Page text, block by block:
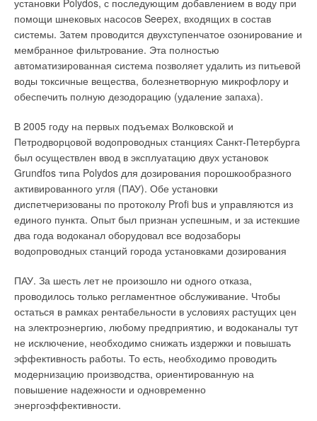
установки Polydos, с последующим добавлением в воду при
помощи шнековых насосов Seepex, входящих в состав
системы. Затем проводится двухступенчатое озонирование и
мембранное фильтрование. Эта полностью
автоматизированная система позволяет удалить из питьевой
воды токсичные вещества, болезнетворную микрофлору и
обеспечить полную дезодорацию (удаление запаха).
В 2005 году на первых подъемах Волковской и
Петродворцовой водопроводных станциях Санкт-Петербурга
был осуществлен ввод в эксплуатацию двух установок
Grundfos типа Polydos для дозирования порошкообразного
активированного угля (ПАУ). Обе установки
диспетчеризованы по протоколу Proﬁ bus и управляются из
единого пункта. Опыт был признан успешным, и за истекшие
два года водоканал оборудовал все водозаборы
водопроводных станций города установками дозирования
ПАУ. За шесть лет не произошло ни одного отказа,
проводилось только регламентное обслуживание. Чтобы
остаться в рамках рентабельности в условиях растущих цен
на электроэнергию, любому предприятию, и водоканалы тут
не исключение, необходимо снижать издержки и повышать
эффективность работы. То есть, необходимо проводить
модернизацию производства, ориентированную на
повышение надежности и одновременно
энергоэффективности.
сертификационные
испытания и внесены в
государственный реестр
средств измерений.
Кроме того, ООО
«Витера энергетический
была разработана методика
распределения
общедомового потребления
между индивидуальными
потребителями [4], что
сделало возможным
использование приборов
данного типа для
коммерческого учета на
территории Российской
Однако при
определении величины
теплопотребления таким
способом, в расчетах
используются
корректирующие
коэффициенты, которые
определение радиаторного
коэффициента, во-первых,
технически сложно, во-
вторых, требует
существенных затрат, в-
третьих, не учитывает
особенности конкретных
радиатора. Таким образом,
этот способ распределения
энергозатрат актуален для
идеального дома,
имеющего
высококачественные
однотипные радиаторы с
четко определенными
характеристиками. Кроме
должны быть выдержаны
требования к
теплоносителю, такие как
качество сетевой воды,
давление в системе и т.п.
На данный момент в России
квартиросъемщики